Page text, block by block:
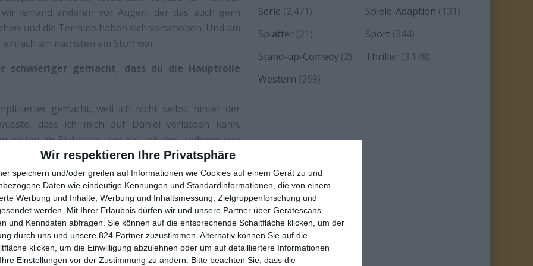
Wir respektieren Ihre Privatsphäre
speichern und/oder greifen auf Informationen wie Cookies auf einem Gerät zu und
Daten wie eindeutige Kennungen und Standardinformationen, die von einem
Werbung und Inhalte, Werbung und Inhaltsmessung, Zielgruppenforschung und
werden.
Mit Ihrer Erlaubnis dürfen wir und unsere Partner über Gerätescans
und Kenndaten abfragen. Sie können auf die entsprechende Schaltfläche klicken, um der
durch uns und unsere 824 Partner zuzustimmen. Alternativ können Sie auf die
klicken, um die Einwilligung abzulehnen oder um auf detailliertere Informationen
Einstellungen vor der Zustimmung zu ändern.
Bitte beachten Sie, dass die
jemand anderen vor Augen, der das auch gern
und die Termine haben sich verschoben. Und am
am nächsten am Stoff war.
gemacht, dass du die Hauptrolle
gemacht, weil ich nicht selbst hinter der
dass ich mich auf Daniel verlassen kann.
mitten im Bild steht und das mit den anderen von
spielt, versteht man die Komplikationen besser,
die Probleme, die die Leute haben, wenn im
dass du Schauspieler bist und deshalb
geholfen hat, dass ich schon so wahnsinnig viele
Serie (2.471) Spiele-Adaption (131)
Splatter (21) Sport(344)
Stand-up-Comedy (2) Thriller(3.178)
Western (269)